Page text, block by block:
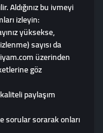
Aldığınız bu ivmeyi
izleyin:
yüksekse,
sayısı da
üzerinden
göz
paylaşım
sorular sorarak onları